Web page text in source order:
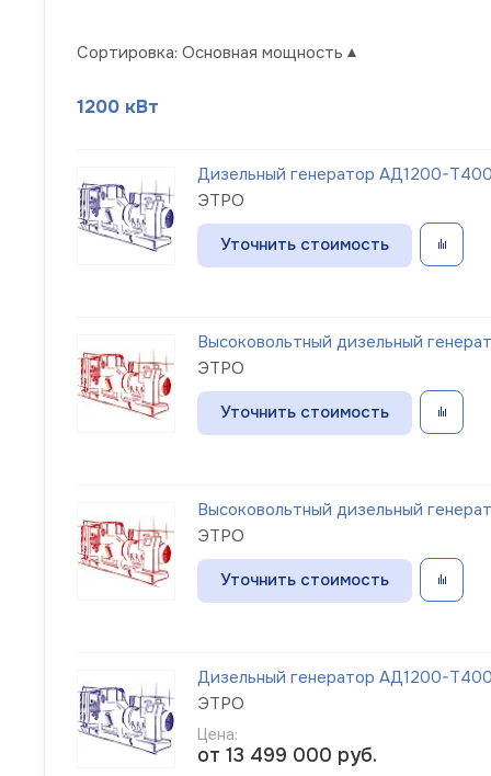
Сортировка: Основная мощность
1200 кВт
Дизельный генератор АД1200-
ЭТРО
Уточнить стоимость
Высоковольтный дизельный
ЭТРО
Уточнить стоимость
Высоковольтный дизельный
ЭТРО
Уточнить стоимость
Дизельный генератор АД1200-
ЭТРО
Цена:
от 13 499 000 руб.